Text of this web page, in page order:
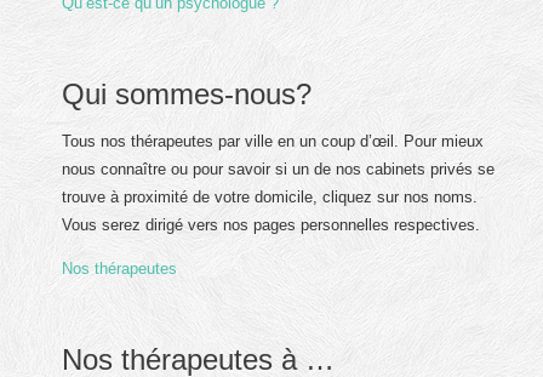
Qui sommes-nous?
Tous nos thérapeutes par ville en un coup d’œil. Pour mieux
nous connaître ou pour savoir si un de nos cabinets privés se
trouve à proximité de votre domicile, cliquez sur nos noms.
Vous serez dirigé vers nos pages personnelles respectives.
Nos thérapeutes
Nos thérapeutes à …